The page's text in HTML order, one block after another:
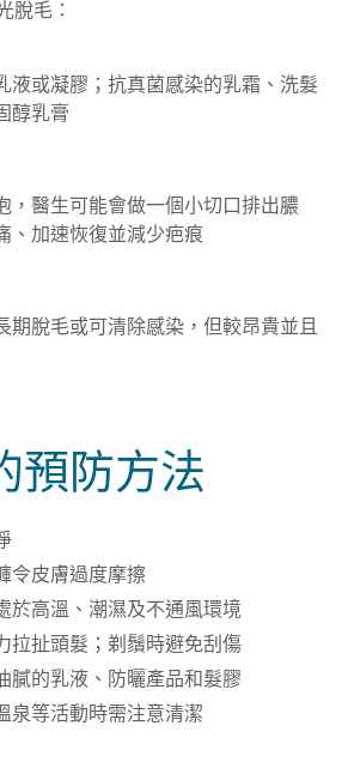
脫毛：
液或凝膠；抗真菌感染的乳霜、洗髮
醇乳膏
，醫生可能會做一個小切口排出膿
、加速恢復並減少疤痕
期脫毛或可清除感染，但較昂貴並且
預防方法
令皮膚過度摩擦
於高溫、潮濕及不通風環境
拉扯頭髮；剃鬚時避免刮傷
膩的乳液、防曬產品和髮膠
泉等活動時需注意清潔